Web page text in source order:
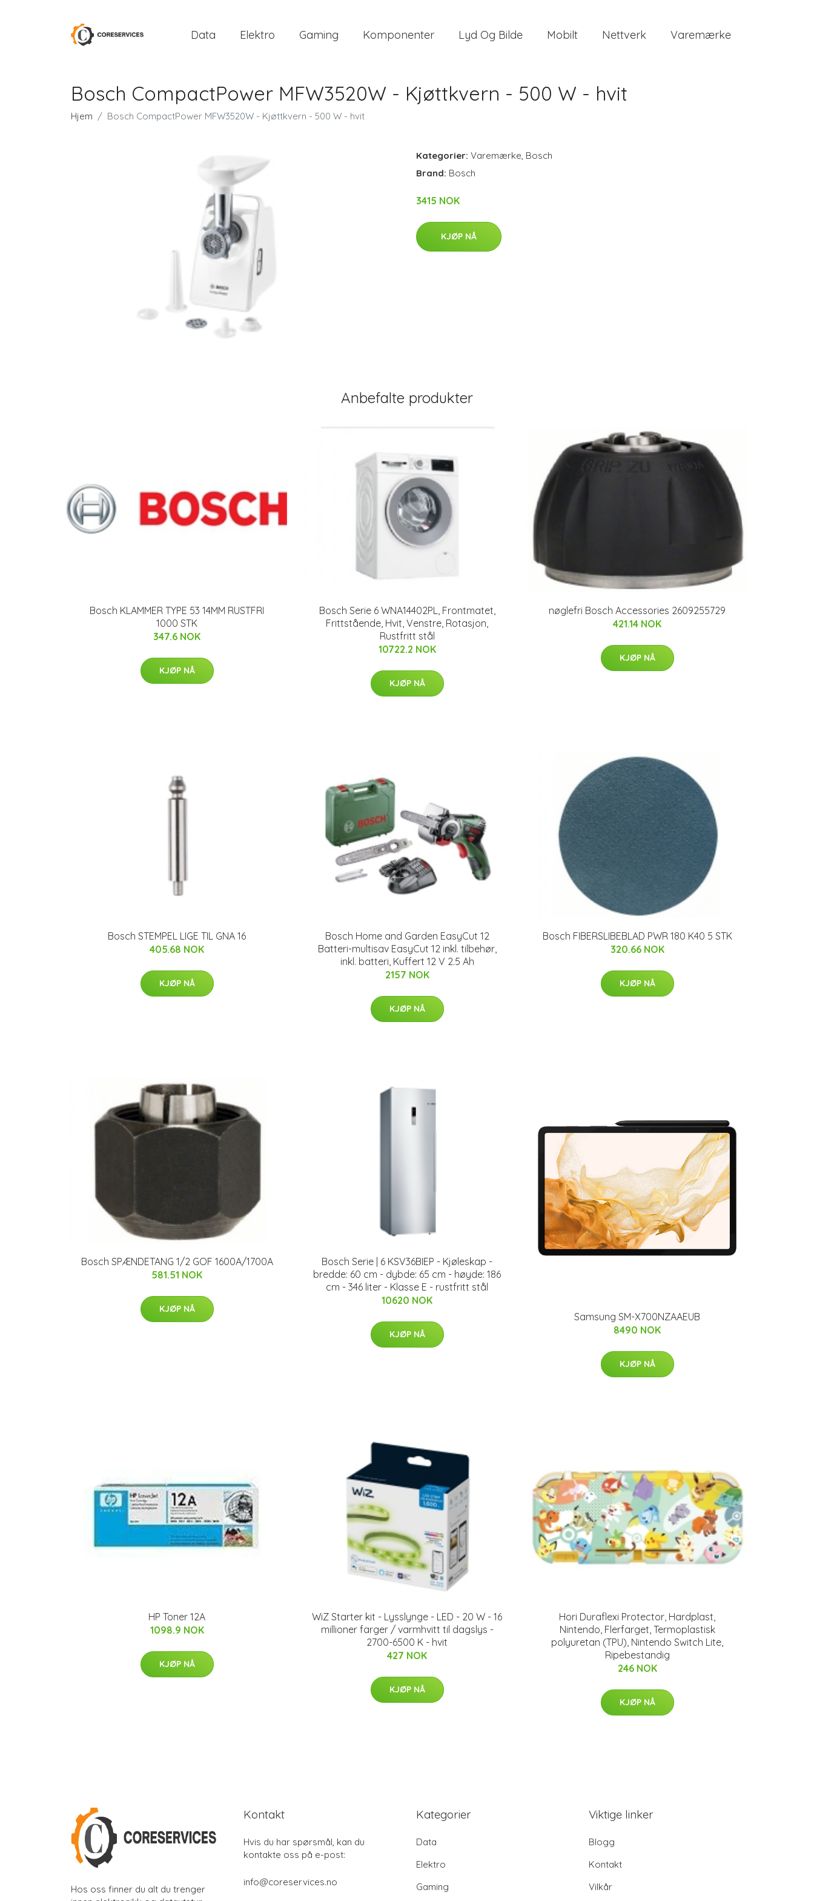
Data Elektro Gaming Komponenter Lyd Og Bilde Mobilt Nettverk Varemærke
Bosch CompactPower MFW3520W - Kjøttkvern - 500 W - hvit
Hjem Bosch CompactPower MFW3520W - Kjøttkvern - 500 W - hvit
Kategorier: Varemærke, Bosch
Brand: Bosch
3415 NOK
KJØP NÅ
Anbefalte produkter
Bosch KLAMMER TYPE 53 14MM RUSTFRI
1000 STK
347.6 NOK
KJØP NÅ
Bosch Serie 6 WNA14402PL, Frontmatet,
Frittstående, Hvit, Venstre, Rotasjon,
Rustfritt stål
10722.2 NOK
KJØP NÅ
nøglefri Bosch Accessories 2609255729
421.14 NOK
KJØP NÅ
Bosch STEMPEL LIGE TIL GNA 16
405.68 NOK
KJØP NÅ
Bosch Home and Garden EasyCut 12
Batteri-multisav EasyCut 12 inkl. tilbehør,
inkl. batteri, Kuffert 12 V 2.5 Ah
2157 NOK
KJØP NÅ
Bosch FIBERSLIBEBLAD PWR 180 K40 5 STK
320.66 NOK
KJØP NÅ
Bosch SPÆNDETANG 1/2 GOF 1600A/1700A
581.51 NOK
KJØP NÅ
Bosch Serie | 6 KSV36BIEP - Kjøleskap -
bredde: 60 cm - dybde: 65 cm - høyde: 186
cm - 346 liter - Klasse E - rustfritt stål
10620 NOK
KJØP NÅ
Samsung SM-X700NZAAEUB
8490 NOK
KJØP NÅ
HP Toner 12A
1098.9 NOK
KJØP NÅ
WiZ Starter kit - Lysslynge - LED - 20 W - 16
millioner farger / varmhvitt til dagslys -
2700-6500 K - hvit
427 NOK
KJØP NÅ
Hori Duraflexi Protector, Hardplast,
Nintendo, Flerfarget, Termoplastisk
polyuretan (TPU), Nintendo Switch Lite,
Ripebestandig
246 NOK
KJØP NÅ
Hos oss finner du alt du trenger
Kontakt
Hvis du har spørsmål, kan du
kontakte oss på e-post:
info@coreservices.no
Kategorier
Data
Elektro
Gaming
Viktige linker
Blogg
Kontakt
Vilkår